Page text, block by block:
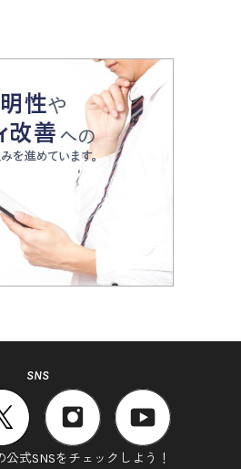
SNS
式SNSをチェックしよう！